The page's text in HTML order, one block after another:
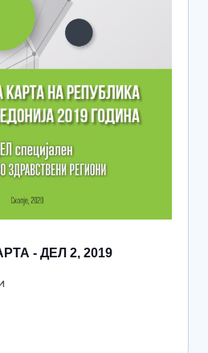
- ДЕЛ 2, 2019